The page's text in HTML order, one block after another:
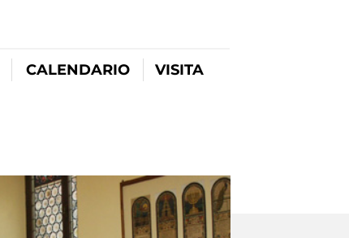
CALENDARIO VISITA